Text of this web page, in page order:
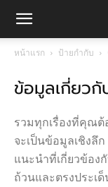
มค
หน้าแรก ป้ายกำกับ
ข้อมูลเกี่ยว
รวมทุกเรื่องที่คุณต้
จะเป็นข้อมูลเชิง
แนะนำที่เกี่ยวข้อง
ถ้วนและตรงประเ